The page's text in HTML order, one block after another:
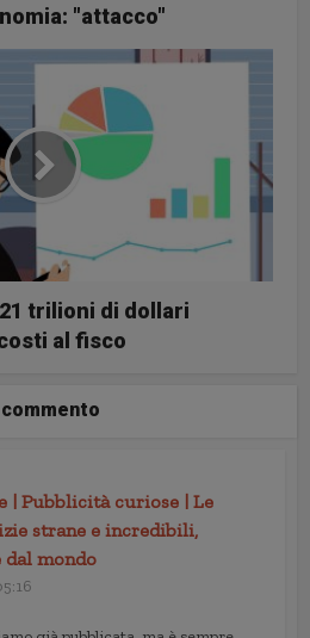
"attacco"
trilioni di dollari
al fisco
commento
| Pubblicità curiose | Le
strane e incredibili,
dal mondo